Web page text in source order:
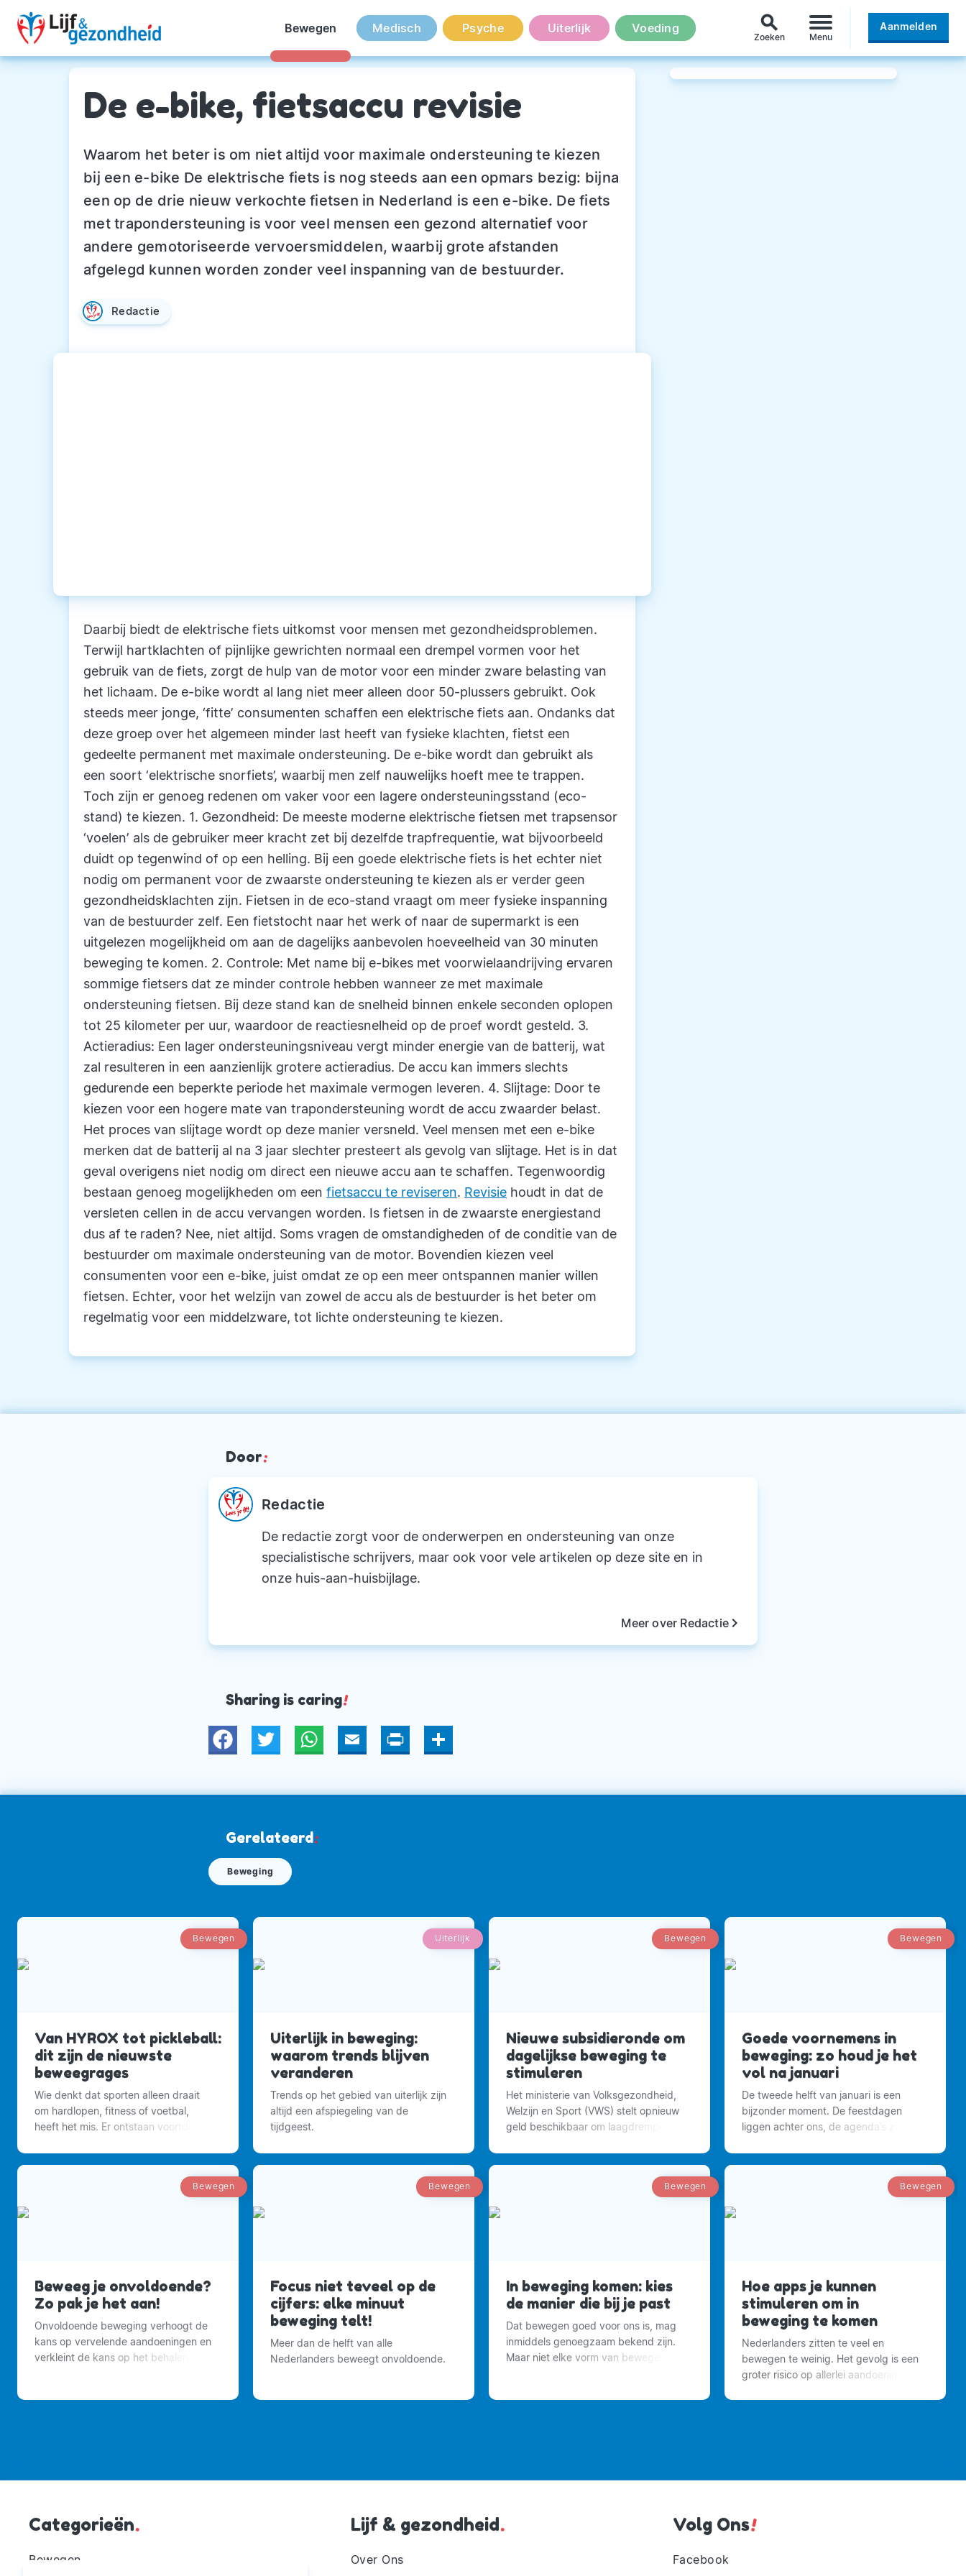
Bewegen Medisch Psyche Uiterlijk Voeding search
Zoeken Menu
Aanmelden
De e-bike, fietsaccu revisie
Waarom het beter is om niet altijd voor maximale ondersteuning te kiezen
bij een e-bike De elektrische fiets is nog steeds aan een opmars bezig: bijna
een op de drie nieuw verkochte fietsen in Nederland is een e-bike. De fiets
met trapondersteuning is voor veel mensen een gezond alternatief voor
andere gemotoriseerde vervoersmiddelen, waarbij grote afstanden
afgelegd kunnen worden zonder veel inspanning van de bestuurder.
Redactie
Daarbij biedt de elektrische fiets uitkomst voor mensen met gezondheidsproblemen.
Terwijl hartklachten of pijnlijke gewrichten normaal een drempel vormen voor het
gebruik van de fiets, zorgt de hulp van de motor voor een minder zware belasting van
het lichaam. De e-bike wordt al lang niet meer alleen door 50-plussers gebruikt. Ook
steeds meer jonge, ‘fitte’ consumenten schaffen een elektrische fiets aan. Ondanks dat
deze groep over het algemeen minder last heeft van fysieke klachten, fietst een
gedeelte permanent met maximale ondersteuning. De e-bike wordt dan gebruikt als
een soort ‘elektrische snorfiets’, waarbij men zelf nauwelijks hoeft mee te trappen.
Toch zijn er genoeg redenen om vaker voor een lagere ondersteuningsstand (eco-
stand) te kiezen. 1. Gezondheid: De meeste moderne elektrische fietsen met trapsensor
‘voelen’ als de gebruiker meer kracht zet bij dezelfde trapfrequentie, wat bijvoorbeeld
duidt op tegenwind of op een helling. Bij een goede elektrische fiets is het echter niet
nodig om permanent voor de zwaarste ondersteuning te kiezen als er verder geen
gezondheidsklachten zijn. Fietsen in de eco-stand vraagt om meer fysieke inspanning
van de bestuurder zelf. Een fietstocht naar het werk of naar de supermarkt is een
uitgelezen mogelijkheid om aan de dagelijks aanbevolen hoeveelheid van 30 minuten
beweging te komen. 2. Controle: Met name bij e-bikes met voorwielaandrijving ervaren
sommige fietsers dat ze minder controle hebben wanneer ze met maximale
ondersteuning fietsen. Bij deze stand kan de snelheid binnen enkele seconden oplopen
tot 25 kilometer per uur, waardoor de reactiesnelheid op de proef wordt gesteld. 3.
Actieradius: Een lager ondersteuningsniveau vergt minder energie van de batterij, wat
zal resulteren in een aanzienlijk grotere actieradius. De accu kan immers slechts
gedurende een beperkte periode het maximale vermogen leveren. 4. Slijtage: Door te
kiezen voor een hogere mate van trapondersteuning wordt de accu zwaarder belast.
Het proces van slijtage wordt op deze manier versneld. Veel mensen met een e-bike
merken dat de batterij al na 3 jaar slechter presteert als gevolg van slijtage. Het is in dat
geval overigens niet nodig om direct een nieuwe accu aan te schaffen. Tegenwoordig
bestaan genoeg mogelijkheden om een fietsaccu te reviseren. Revisie houdt in dat de
versleten cellen in de accu vervangen worden. Is fietsen in de zwaarste energiestand
dus af te raden? Nee, niet altijd. Soms vragen de omstandigheden of de conditie van de
bestuurder om maximale ondersteuning van de motor. Bovendien kiezen veel
consumenten voor een e-bike, juist omdat ze op een meer ontspannen manier willen
fietsen. Echter, voor het welzijn van zowel de accu als de bestuurder is het beter om
regelmatig voor een middelzware, tot lichte ondersteuning te kiezen.
Door:
Redactie
De redactie zorgt voor de onderwerpen en ondersteuning van onze
specialistische schrijvers, maar ook voor vele artikelen op deze site en in
onze huis-aan-huisbijlage.
Meer over Redactiekeyboard_arrow_right
Sharing is caring!
Twitter WhatsAppEmail Print Deel
Gerelateerd:
Beweging
Bewegen
Van HYROX tot pickleball:
dit zijn de nieuwste
beweegrages
Wie denkt dat sporten alleen draait
om hardlopen, fitness of voetbal,
heeft het mis. Er ontstaan voortdurend
Uiterlijk
Uiterlijk in beweging:
waarom trends blijven
veranderen
Trends op het gebied van uiterlijk zijn
altijd een afspiegeling van de
tijdgeest.
Bewegen
Nieuwe subsidieronde om
dagelijkse beweging te
stimuleren
Het ministerie van Volksgezondheid,
Welzijn en Sport (VWS) stelt opnieuw
geld beschikbaar om laagdrempelige
Bewegen
Goede voornemens in
beweging: zo houd je het
vol na januari
De tweede helft van januari is een
bijzonder moment. De feestdagen
liggen achter ons, de agenda’s zijn
Bewegen
Beweeg je onvoldoende?
Zo pak je het aan!
Onvoldoende beweging verhoogt de
kans op vervelende aandoeningen en
verkleint de kans op het behalen van
Bewegen
Focus niet teveel op de
cijfers: elke minuut
beweging telt!
Meer dan de helft van alle
Nederlanders beweegt onvoldoende.
Bewegen
In beweging komen: kies
de manier die bij je past
Dat bewegen goed voor ons is, mag
inmiddels genoegzaam bekend zijn.
Maar niet elke vorm van bewegen is
Bewegen
Hoe apps je kunnen
stimuleren om in
beweging te komen
Nederlanders zitten te veel en
bewegen te weinig. Het gevolg is een
groter risico op allerlei aandoeningen.
Categorieën.
Bewegen
Lijf & gezondheid.
Over Ons
Volg Ons!
Facebook